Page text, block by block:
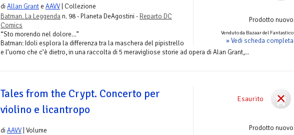
Prodotto nuovo
Venduto da Bazaar del Fantastico
» Vedi scheda completa
diAllan Grant e AAVV | Collezione
Batman. La Leggenda n. 98 - Planeta DeAgostini - Reparto DC
Comics
“Sto morendo nel dolore…”
Batman: Idoli esplora la differenza tra la maschera del pipistrello
e l’uomo che c’è dietro, in una raccolta di 5 meravigliose storie ad opera di Alan Grant,...
Esaurito
Prodotto nuovo
Tales from the Crypt. Concerto per
violino e licantropo
diAAVV | Volume